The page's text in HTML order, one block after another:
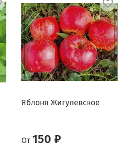
Яблоня Жигулевское
От 150 ₽